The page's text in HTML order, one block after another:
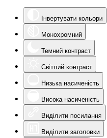
Інвертувати кольори
Монохромний
Темний контраст
Світлий контраст
Низька насиченість
Висока насиченість
Виділити посилання
Виділити заголовки